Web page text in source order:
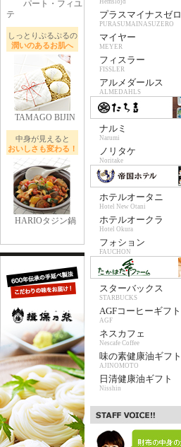
パート・フィユ
テ
しっとりぷるぷるの
潤いのあるお肌へ
TAMAGO BIJIN
中身が見えると
おいしさも変わる！
HARIOタジン鍋
Hemslojd
プラスマイナスゼロ
PURASUMAINASUZERO
マイヤー
MEYER
フィスラー
FISSLER
アルメダールス
ALMEDAHLS
ナルミ
Narumi
ノリタケ
Noritake
ホテルオータニ
Hotel New Otani
ホテルオークラ
Hotel Okura
フォション
FAUCHON
スターバックス
STARBUCKS
AGFコーヒーギフト
AGF
ネスカフェ
Nescafe Coffee
味の素健康油ギフト
AJINOMOTO
日清健康油ギフト
Nisshin